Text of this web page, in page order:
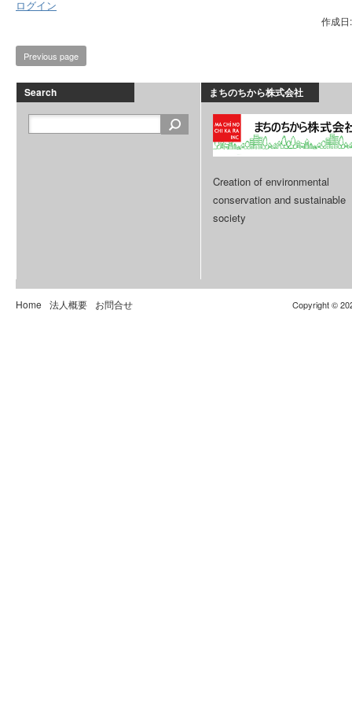
作成
ログイン
Previous page
Search まちのちから株式会社
Creation of environmental
conservation and sustainable
society
Home 法人概要 お問合せ Copyright ©